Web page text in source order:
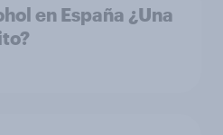
en España ¿Una